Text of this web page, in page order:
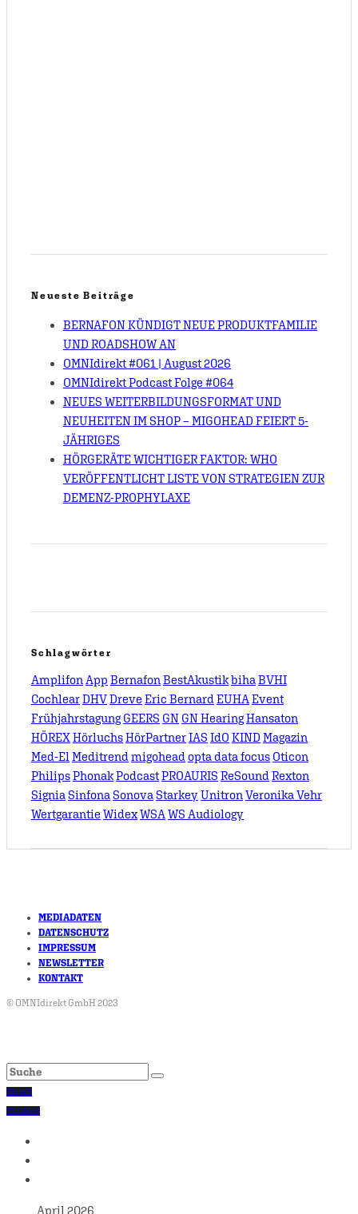
Neueste Beiträge
BERNAFON KÜNDIGT NEUE PRODUKTFAMILIE
UND ROADSHOW AN
OMNIdirekt #061 | August 2026
OMNIdirekt Podcast Folge #064
NEUES WEITERBILDUNGSFORMAT UND
NEUHEITEN IM SHOP – MIGOHEAD FEIERT 5-
JÄHRIGES
HÖRGERÄTE WICHTIGER FAKTOR: WHO
VERÖFFENTLICHT LISTE VON STRATEGIEN ZUR
DEMENZ-PROPHYLAXE
Schlagwörter
Amplifon App Bernafon BestAkustikbihaBVHI
CochlearDHVDreve Eric Bernard EUHA Event
Frühjahrstagung GEERS GN GN HearingHansaton
HÖREXHörluchsHörPartnerIAS IdO KIND Magazin
Med-El Meditrend migohead opta data focus Oticon
PhilipsPhonakPodcastPROAURIS ReSound Rexton
SigniaSinfonaSonovaStarkeyUnitron Veronika Vehr
Wertgarantie WidexWSA WS Audiology
MEDIADATEN
DATENSCHUTZ
IMPRESSUM
NEWSLETTER
KONTAKT
© OMNIdirekt GmbH 2023
NEWS
STORYS
April 2026